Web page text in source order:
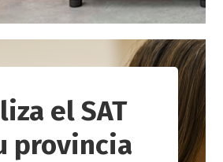
el SAT
provincia